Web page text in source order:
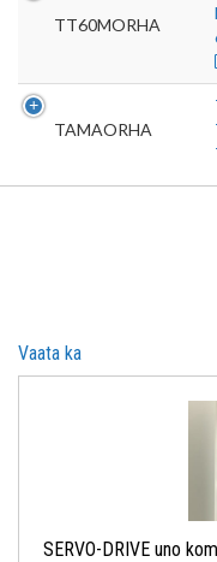
TT60MORHA
TAMAORHA
Vaata ka
SERVO-DRIVE uno